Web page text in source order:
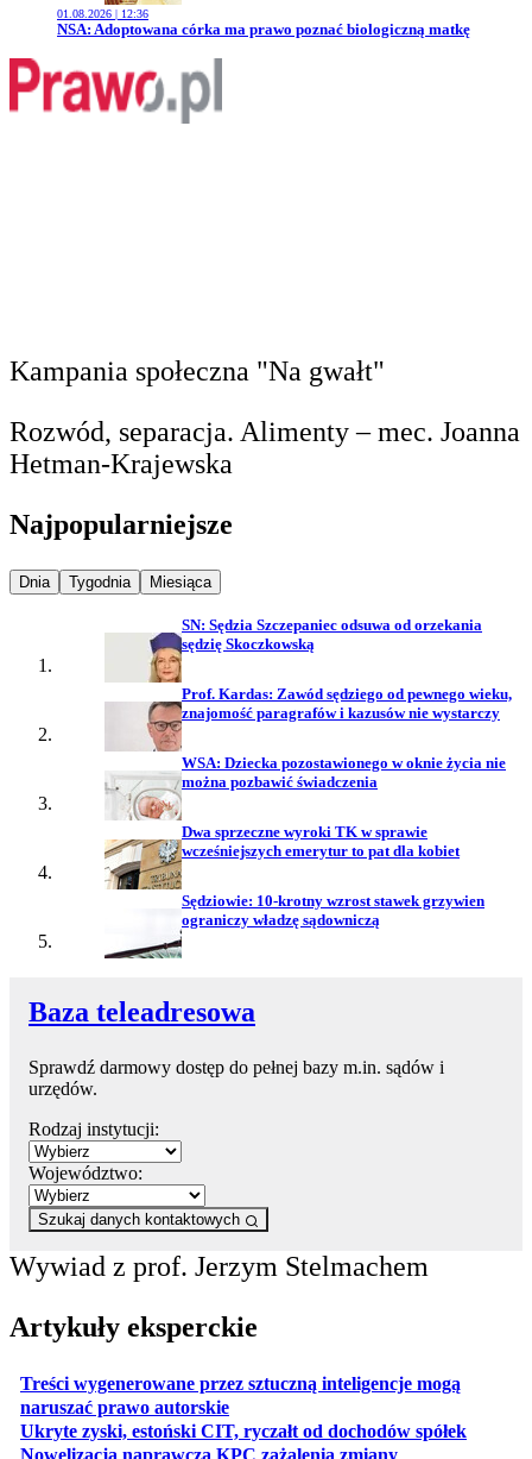
01.08.2026 | 12:36
Przejdź do artykułu:
NSA: Adoptowana córka ma prawo poznać biologiczną matkę
Kampania społeczna "Na gwałt"
Rozwód, separacja. Alimenty – mec. Joanna
Hetman-Krajewska
Najpopularniejsze
Najpopularniejsze wiadomości z
Dnia Najpopularniejsze wiadomości z
Tygodnia Najpopularniejsze wiadomości z
Miesiąca
SN: Sędzia Szczepaniec odsuwa od orzekania
sędzię Skoczkowską
Prof. Kardas: Zawód sędziego od pewnego wieku,
znajomość paragrafów i kazusów nie wystarczy
WSA: Dziecka pozostawionego w oknie życia nie
można pozbawić świadczenia
Dwa sprzeczne wyroki TK w sprawie
wcześniejszych emerytur to pat dla kobiet
Sędziowie: 10-krotny wzrost stawek grzywien
ograniczy władzę sądowniczą
Baza teleadresowa
Sprawdź darmowy dostęp do pełnej bazy m.in. sądów i
urzędów.
Rodzaj instytucji:
Województwo:
Szukaj danych kontaktowych
Wywiad z prof. Jerzym Stelmachem
Artykuły eksperckie
Treści wygenerowane przez sztuczną inteligencje mogą
naruszać prawo autorskieotwiera się w nowej karcie
Ukryte zyski, estoński CIT, ryczałt od dochodów spółekotwiera
otwiera się w